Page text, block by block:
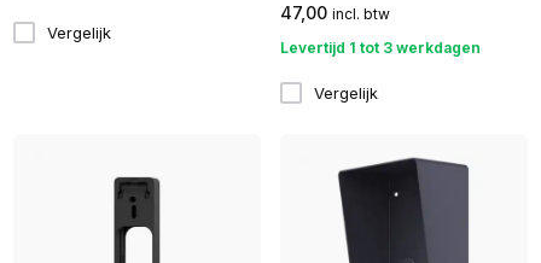
Vergelijk
47,00 incl. btw
Levertijd 1 tot 3 werkdagen
Vergelijk